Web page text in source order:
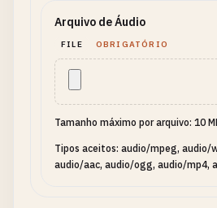
Arquivo de Áudio
FILE OBRIGATÓRIO
Tamanho máximo por arquivo: 10
Tipos aceitos: audio/mpeg, audio/
audio/aac, audio/ogg, audio/mp4,